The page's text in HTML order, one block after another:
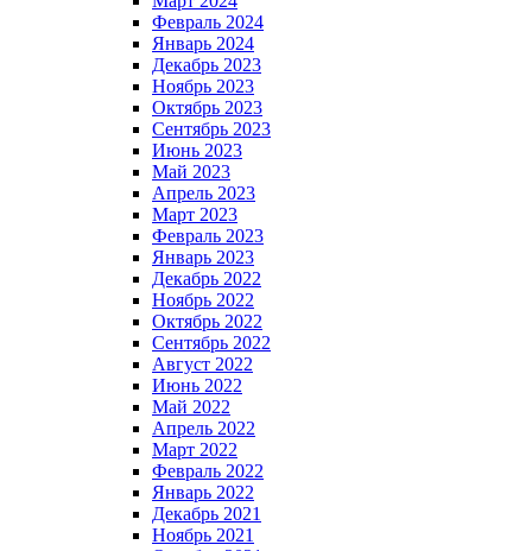
Февраль 2024
Январь 2024
Декабрь 2023
Ноябрь 2023
Октябрь 2023
Сентябрь 2023
Июнь 2023
Май 2023
Апрель 2023
Март 2023
Февраль 2023
Январь 2023
Декабрь 2022
Ноябрь 2022
Октябрь 2022
Сентябрь 2022
Август 2022
Июнь 2022
Май 2022
Апрель 2022
Март 2022
Февраль 2022
Январь 2022
Декабрь 2021
Ноябрь 2021